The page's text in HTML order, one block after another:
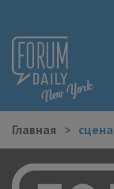
НОВОСТИ ГОРОДА
КУДА ПОЙТИ В
Главная сцена